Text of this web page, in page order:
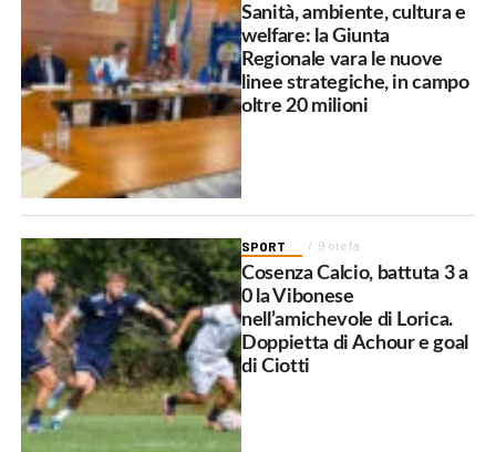
Sanità, ambiente, cultura e
welfare: la Giunta
Regionale vara le nuove
linee strategiche, in campo
oltre 20 milioni
SPORT 9 ore fa
Cosenza Calcio, battuta 3 a
0 la Vibonese
nell’amichevole di Lorica.
Doppietta di Achour e goal
di Ciotti